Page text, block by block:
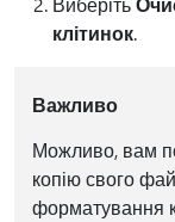
клітинок.
Важливо
Можливо, вам
копію свого
форматування